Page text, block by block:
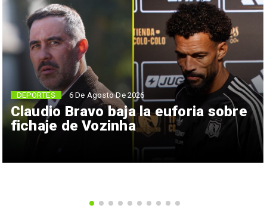
Claudio Bravo baja la euforia sobre
fichaje de Vozinha
DEPORTES 6 De Agosto De 2026